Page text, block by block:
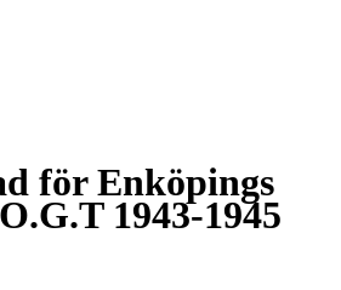
för Enköpings
1943-1945